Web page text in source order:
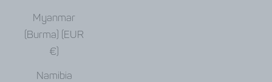
Myanmar
(Burma) (EUR
€)
Namibia